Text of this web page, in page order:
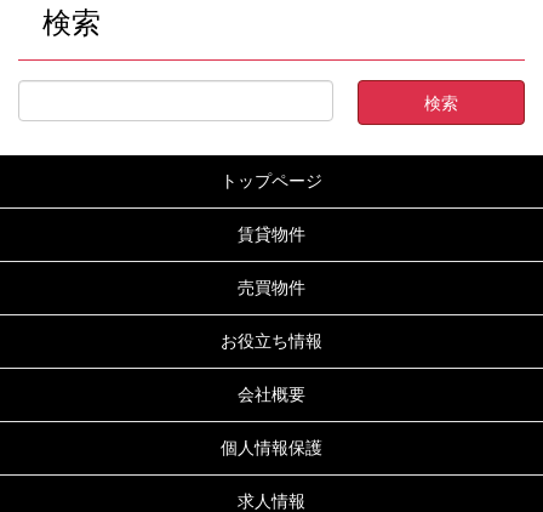
検索
トップページ
賃貸物件
売買物件
お役立ち情報
会社概要
個人情報保護
求人情報